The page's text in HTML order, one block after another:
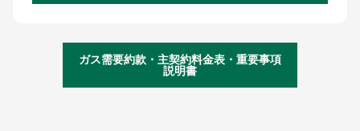
ガス需要約款・主契約料金表・重要事項
説明書